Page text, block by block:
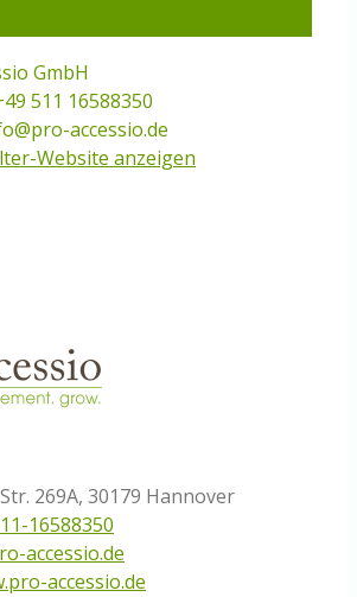
GmbH
511 16588350
accessio.de
Website anzeigen
269A, 30179 Hannover
16588350
accessio.de
accessio.de